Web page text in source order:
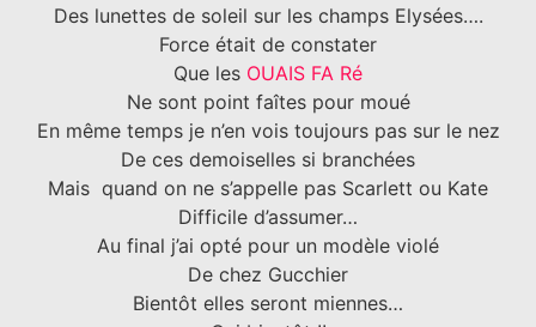
Des lunettes de soleil sur les champs Elysées….
Force était de constater
Que les OUAIS FA Ré
Ne sont point faîtes pour moué
En même temps je n’en vois toujours pas sur le nez
De ces demoiselles si branchées
Mais quand on ne s’appelle pas Scarlett ou Kate
Difficile d’assumer…
Au final j’ai opté pour un modèle violé
De chez Gucchier
Bientôt elles seront miennes…